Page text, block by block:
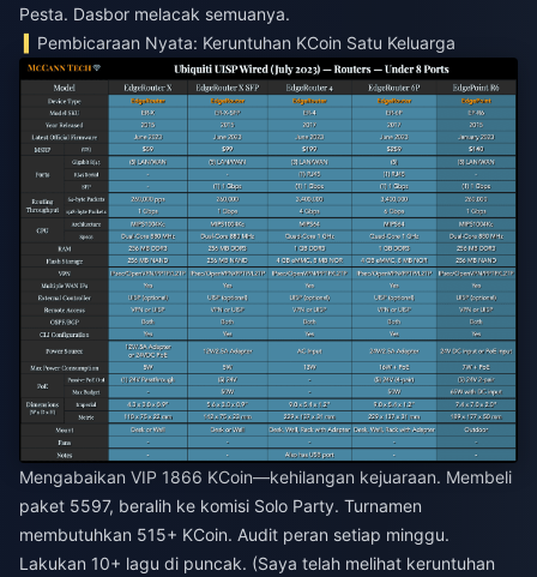
Pesta. Dasbor melacak semuanya.
Pembicaraan Nyata: Keruntuhan KCoin Satu Keluarga
Mengabaikan VIP 1866 KCoin—kehilangan kejuaraan. Membeli
paket 5597, beralih ke komisi Solo Party. Turnamen
membutuhkan 515+ KCoin. Audit peran setiap minggu.
Lakukan 10+ lagu di puncak. (Saya telah melihat keruntuhan